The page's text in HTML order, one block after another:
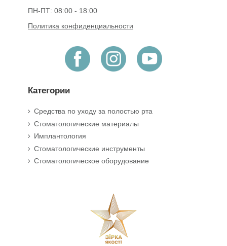
ПН-ПТ: 08:00 - 18:00
Политика конфиденциальности
Категории
Средства по уходу за полостью рта
Стоматологические материалы
Имплантология
Стоматологические инструменты
Стоматологическое оборудование